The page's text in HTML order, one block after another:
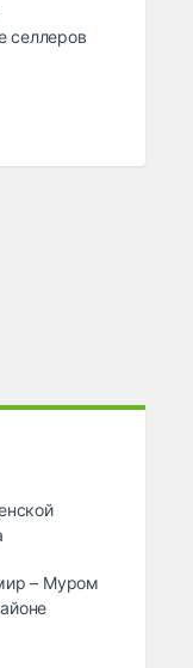
селлеров
– Муром